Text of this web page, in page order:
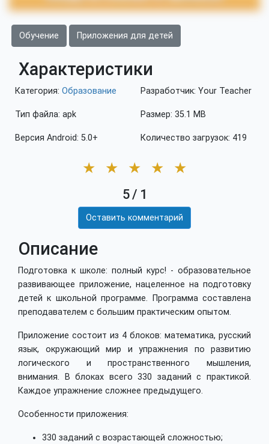
Обучение Приложения для детей
Характеристики
Категория: Образование
Тип файла: apk
Версия Android: 5.0+
Разработчик: Your Teacher
Размер: 35.1 MB
Количество загрузок: 419
★ ★ ★ ★ ★
5/ 1
Оставить комментарий
Описание
Подготовка к школе: полный курс! - образовательное
развивающее приложение, нацеленное на подготовку
детей к школьной программе. Программа составлена
преподавателем с большим практическим опытом.
Приложение состоит из 4 блоков: математика, русский
язык, окружающий мир и упражнения по развитию
логического и пространственного мышления,
внимания. В блоках всего 330 заданий с практикой.
Каждое упражнение сложнее предыдущего.
Особенности приложения:
330 заданий с возрастающей сложностью;